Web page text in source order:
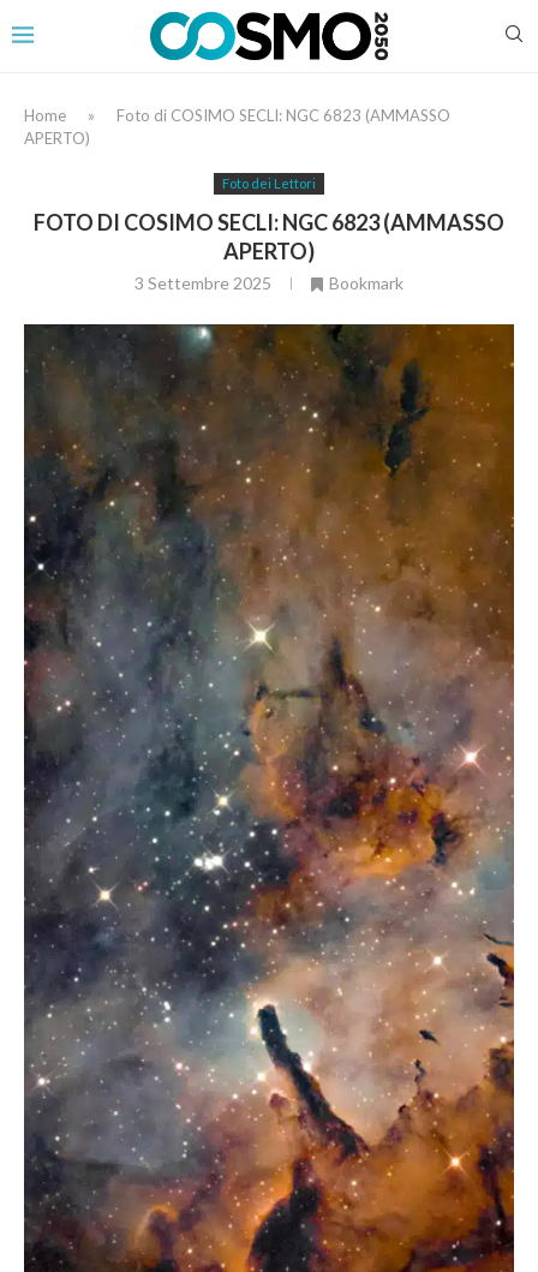
Home »
Foto di COSIMO SECLI: NGC 6823 (AMMASSO
APERTO)
Foto dei Lettori
FOTO DI COSIMO SECLI: NGC 6823 (AMMASSO
APERTO)
3 Settembre 2025 Bookmark